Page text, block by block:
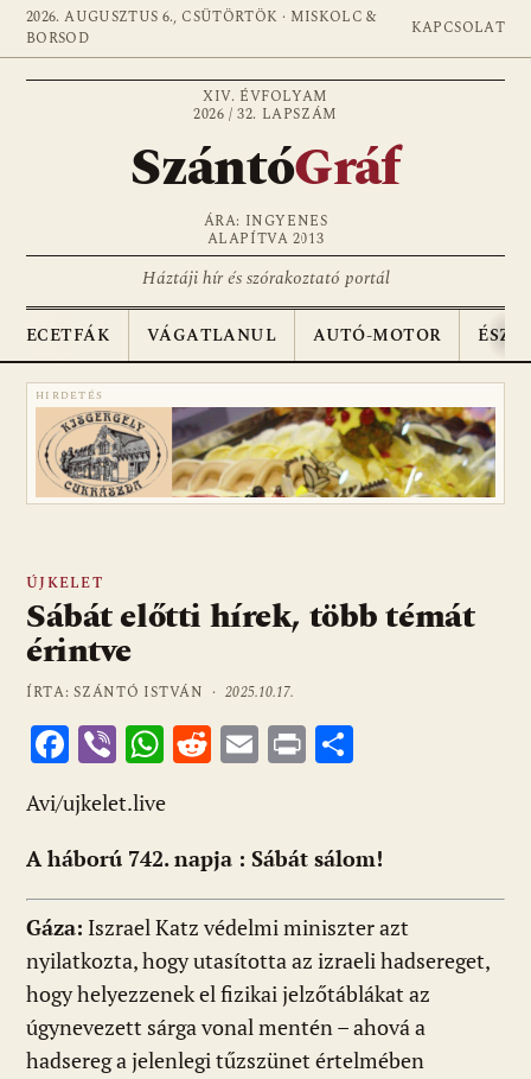
2026. AUGUSZTUS 6., CSÜTÖRTÖK · MISKOLC &
BORSOD
KAPCSOLAT
XIV. ÉVFOLYAM
2026 / 32. LAPSZÁM
SzántóGráf
ÁRA: INGYENES
ALAPÍTVA 2013
Háztáji hír és szórakoztató portál
ECETFÁK VÁGATLANUL AUTÓ-MOTOR
HIRDETÉS
ÚJKELET
Sábát előtti hírek, több témát
érintve
ÍRTA: SZÁNTÓ ISTVÁN ·2025.10.17.
F
ac
e
b
o
o
k
Vi
b
er
W
at
s
A
p
p
R
di
t
E
l
Pr
m
e
g
Avi/ujkelet.live
A háború 742. napja : Sábát sálom!
Gáza: Iszrael Katz védelmi miniszter azt
nyilatkozta, hogy utasította az izraeli hadsereget,
hogy helyezzenek el fizikai jelzőtáblákat az
úgynevezett sárga vonal mentén – ahová a
hadsereg a jelenlegi tűzszünet értelmében